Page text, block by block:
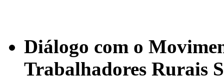
Diálogo com o
Trabalhadores Rurais